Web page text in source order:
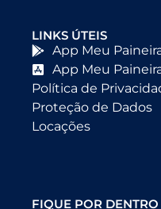
LINKS ÚTEIS
App Meu
App Meu
Política de
Proteção de Dados
Locações
FIQUE POR DENTRO